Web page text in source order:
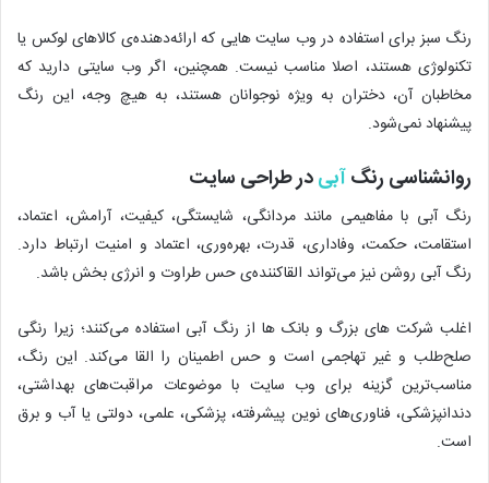
رنگ سبز برای استفاده در وب سایت هایی که ارائه‌دهنده‌ی کالاهای لوکس یا
تکنولوژی هستند، اصلا مناسب نیست. همچنین، اگر وب سایتی دارید که
مخاطبان آن، دختران به ویژه نوجوانان هستند، به هیچ وجه، این رنگ
پیشنهاد نمی‌شود.
روانشناسی رنگآبیدر طراحی سایت
رنگ آبی با مفاهیمی مانند مردانگی، شایستگی، کیفیت، آرامش، اعتماد،
استقامت، حکمت، وفاداری، قدرت، بهره‌وری، اعتماد و امنیت ارتباط دارد.
رنگ آبی روشن نیز می‌تواند القاکننده‌ی حس طراوت و انرژی بخش باشد.
اغلب شرکت های بزرگ و بانک ها از رنگ آبی استفاده می‌کنند؛ زیرا رنگی
صلح‌طلب و غیر تهاجمی است و حس اطمینان را القا می‌کند. این رنگ،
مناسب‌ترین گزینه برای وب سایت با موضوعات مراقبت‌های بهداشتی،
دندانپزشکی، فناوری‌های نوین پیشرفته، پزشکی، علمی، دولتی یا آب و برق
است.